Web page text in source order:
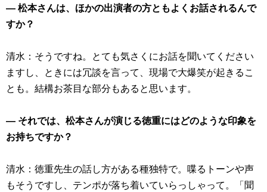
― 松本さんは、ほかの出演者の方ともよくお話されるんで
すか？
清水：そうですね。とても気さくにお話を聞いてください
ますし、ときには冗談を言って、現場で大爆笑が起きるこ
とも。結構お茶目な部分もあると思います。
― それでは、松本さんが演じる徳重にはどのような印象を
お持ちですか？
清水：徳重先生の話し方がある種独特で。喋るトーンや声
もそうですし、テンポが落ち着いていらっしゃって。「聞